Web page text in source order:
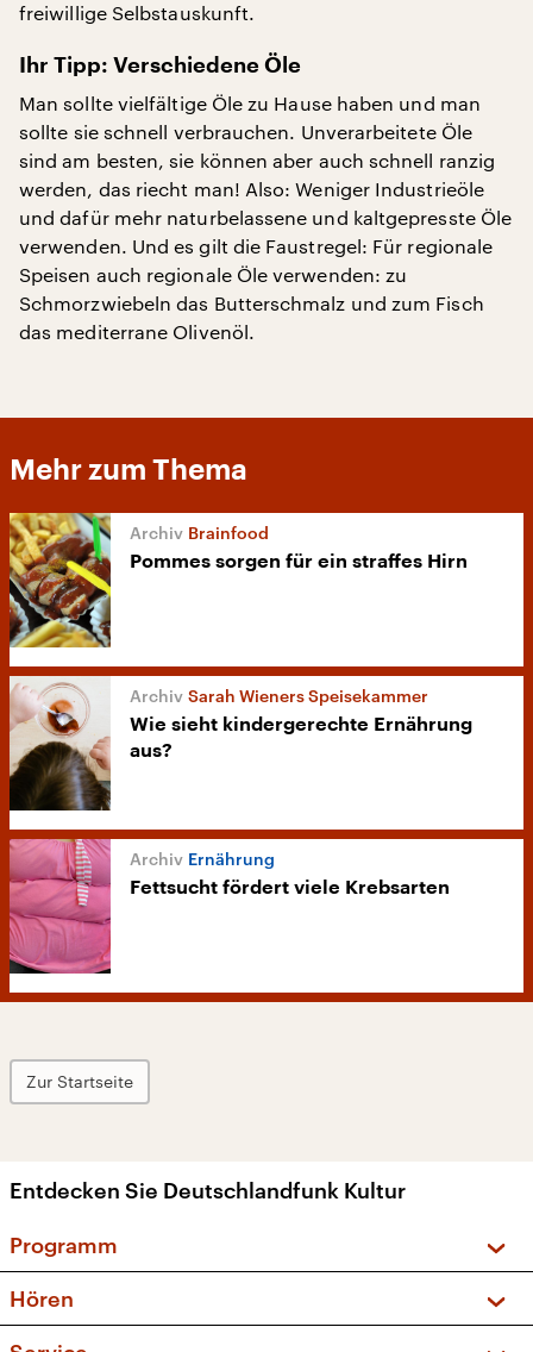
freiwillige Selbstauskunft.
Ihr Tipp: Verschiedene Öle
Man sollte vielfältige Öle zu Hause haben und man
sollte sie schnell verbrauchen. Unverarbeitete Öle
sind am besten, sie können aber auch schnell ranzig
werden, das riecht man! Also: Weniger Industrieöle
und dafür mehr naturbelassene und kaltgepresste Öle
verwenden. Und es gilt die Faustregel: Für regionale
Speisen auch regionale Öle verwenden: zu
Schmorzwiebeln das Butterschmalz und zum Fisch
das mediterrane Olivenöl.
Mehr zum Thema
Brainfood
Pommes sorgen für ein straffes Hirn
Sarah Wieners Speisekammer
Wie sieht kindergerechte Ernährung
aus?
Ernährung
Fettsucht fördert viele Krebsarten
Zur Startseite
Entdecken Sie Deutschlandfunk Kultur
Programm
Sendungen und Podcasts
Hören